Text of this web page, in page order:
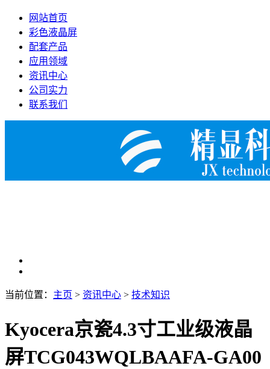
网站首页
彩色液晶屏
配套产品
应用领域
资讯中心
公司实力
联系我们
当前位置： 主页 > 资讯中心 > 技术知识
Kyocera京瓷4.3寸工业级液晶
屏TCG043WQLBAAFA-GA00